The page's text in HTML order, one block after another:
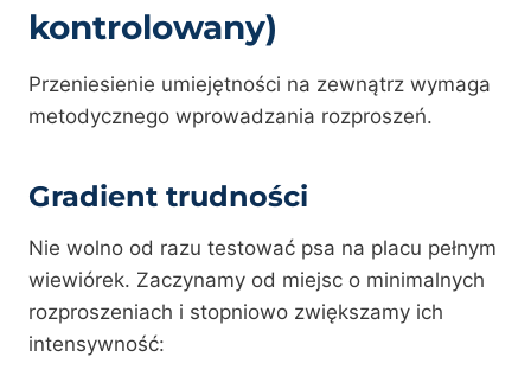
kontrolowany)
Przeniesienie umiejętności na zewnątrz wymaga
metodycznego wprowadzania rozproszeń.
Gradient trudności
Nie wolno od razu testować psa na placu pełnym
wiewiórek. Zaczynamy od miejsc o minimalnych
rozproszeniach i stopniowo zwiększamy ich
intensywność: